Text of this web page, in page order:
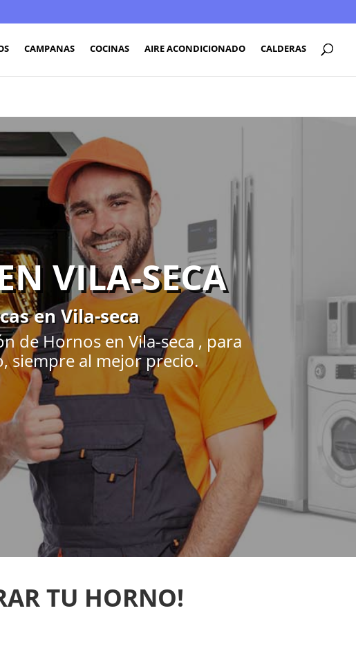
CAMPANAS COCINAS AIRE ACONDICIONADO CALDERAS
VILA-SECA
en Vila-seca
de Hornos en Vila-seca , para
siempre al mejor precio.
TU HORNO!